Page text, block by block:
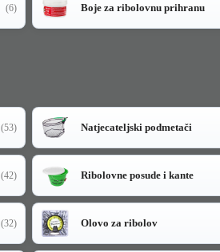
(6) Boje za ribolovnu prihranu
(53) Natjecateljski podmetači
(42) Ribolovne posude i kante
(32) Olovo za ribolov